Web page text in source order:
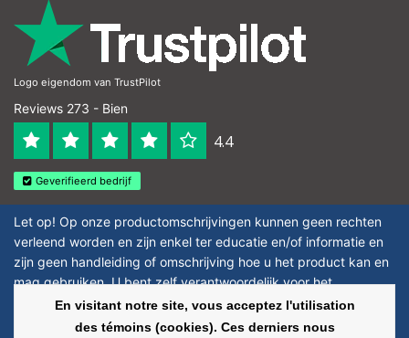
Logo eigendom van TrustPilot
Reviews 273 - Bien
4.4
Geverifieerd bedrijf
Let op! Op onze productomschrijvingen kunnen geen rechten
verleend worden en zijn enkel ter educatie en/of informatie en
zijn geen handleiding of omschrijving hoe u het product kan en
mag gebruiken. U bent zelf verantwoordelijk voor het
toepassen van eventuele nationale en internationale wetgeving
omtrent het gebruik van chemicaliën.
En visitant notre site, vous acceptez l'utilisation
des témoins (cookies). Ces derniers nous